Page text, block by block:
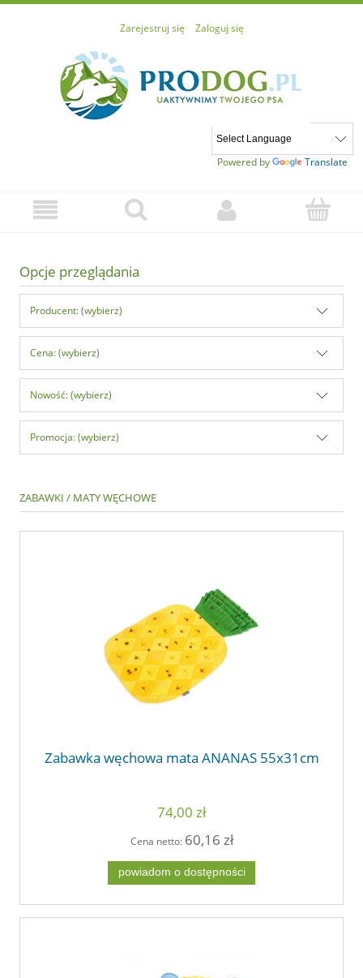
Zarejestruj się Zaloguj się
Powered by Translate
Opcje przeglądania
Producent: (wybierz)
Cena: (wybierz)
Nowość: (wybierz)
Promocja: (wybierz)
ZABAWKI / MATY WĘCHOWE
Zabawka węchowa mata ANANAS 55x31cm
74,00 zł
Cena netto: 60,16 zł
powiadom o dostępności